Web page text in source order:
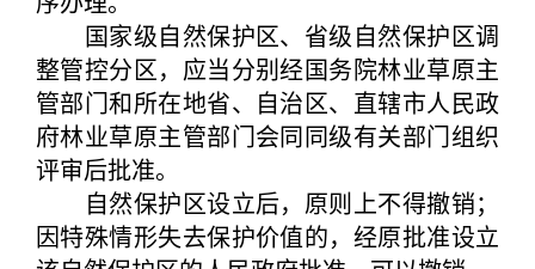
国家级自然保护区、省级自然保护区调
整管控分区，应当分别经国务院林业草原主
管部门和所在地省、自治区、直辖市人民政
府林业草原主管部门会同同级有关部门组织
评审后批准。
自然保护区设立后，原则上不得撤销；
因特殊情形失去保护价值的，经原批准设立